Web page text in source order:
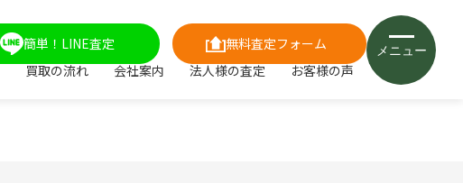
簡単！LINE査定
無料査定フォーム
買取の流れ 会社案内 法人様の査定 お客様の声
メニュー